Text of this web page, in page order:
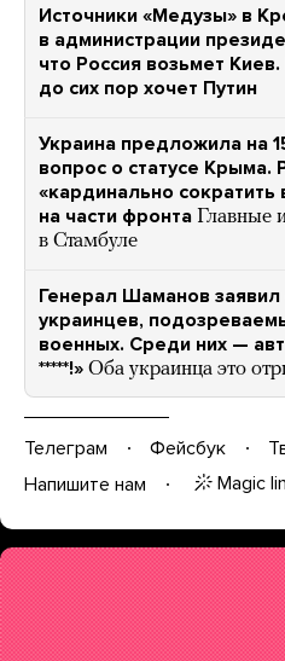
Источники «Медузы» в
в администрации
что Россия возьмет
до сих пор хочет Путин
Украина предложила на
вопрос о статусе Крыма.
«кардинально сократить
на части фронта Главные
в Стамбуле
Генерал Шаманов заявил
украинцев,
военных. Среди них —
*****!» Оба украинца это
Телеграм Фейсбук
Напишите нам
Magic